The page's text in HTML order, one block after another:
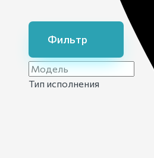
Фильтр
Тип исполнения